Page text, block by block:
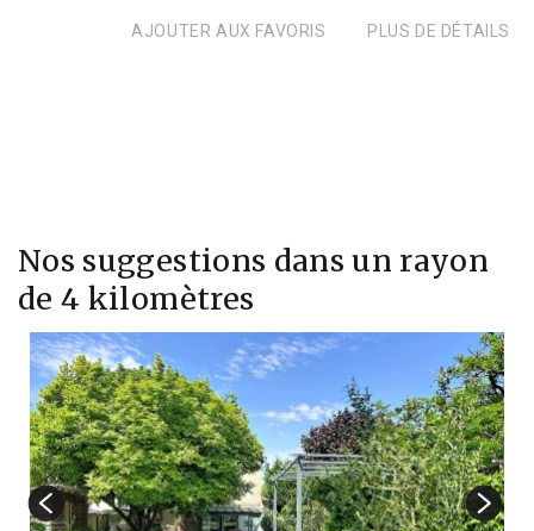
AJOUTER AUX FAVORIS PLUS DE DÉTAILS
Nos suggestions dans un rayon
de 4 kilomètres